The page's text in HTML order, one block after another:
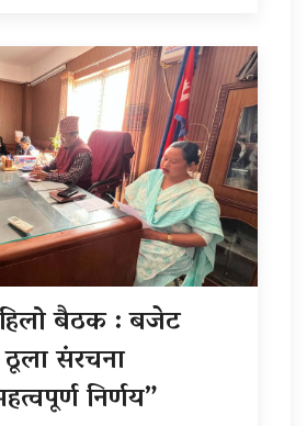
बैठक : बजेट
ठूला संरचना
निर्णय”